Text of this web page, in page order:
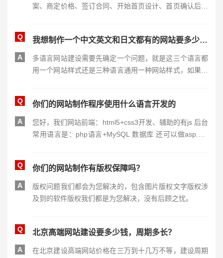
案、商定价格、签订合同、开始首页设计、首页确认后开
Q
我想制作一个中文英文和日文都有的网站要多少钱，多长时间能做好？
A
多语言网站建设需要先确定一个问题，就是这三个语言都
用一个网站样式还是三种语言通用一种网站样式，如果是
Q
你们的网站制作程序使用什么语言开发的
A
您好，我们网站前端：html5+css3开发、辅助的有js 后台
常用语言是：php语言+MySQL 数据库 还可以做asp.net
Q
你们的网站制作有版权保障吗？
A
版权问题我们都会为您解决的，包含图片版权文字版权涉
及到的软件版权我们都是为您解决，没有后顾之忧。
Q 北京高端网站建设要多少钱，周期多长？
A
在北京建设高端网站价格在三万到十几万不等，建设周期